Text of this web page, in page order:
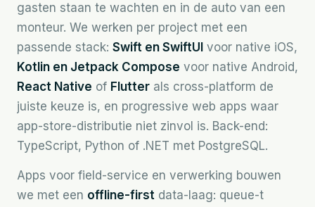
gasten staan te wachten en in de auto van een
monteur. We werken per project met een
passende stack: Swift en SwiftUI voor native iOS,
Kotlin en Jetpack Compose voor native Android,
React Native of Flutter als cross-platform de
juiste keuze is, en progressive web apps waar
app-store-distributie niet zinvol is. Back-end:
TypeScript, Python of .NET met PostgreSQL.
Apps voor field-service en verwerking bouwen
we met een offline-first data-laag: queue-t